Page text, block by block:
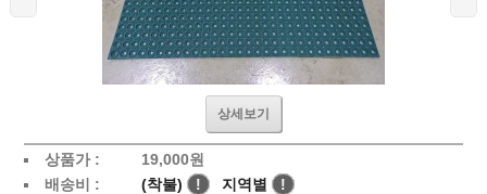
상세보기
상품가 : 19,000원
배송비 :
(착불) ! 지역별 !